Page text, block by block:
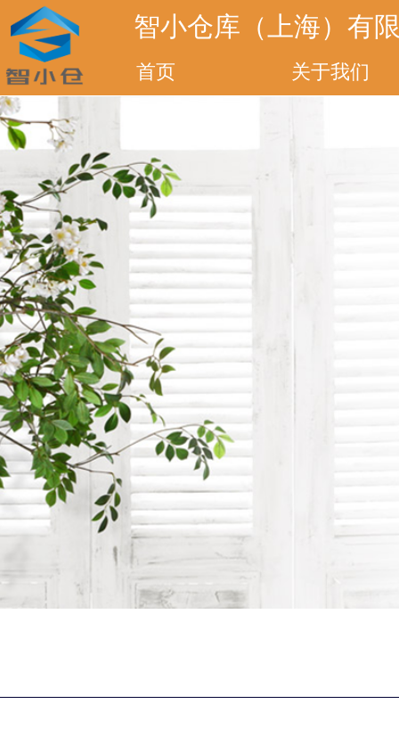
首页 关于我们
智小仓库（上海）有